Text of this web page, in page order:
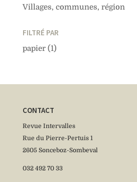
Villages, communes, région
FILTRÉ PAR
papier (1)
CONTACT
Revue Intervalles
Rue du Pierre-Pertuis 1
2605 Sonceboz-Sombeval
032 492 70 33